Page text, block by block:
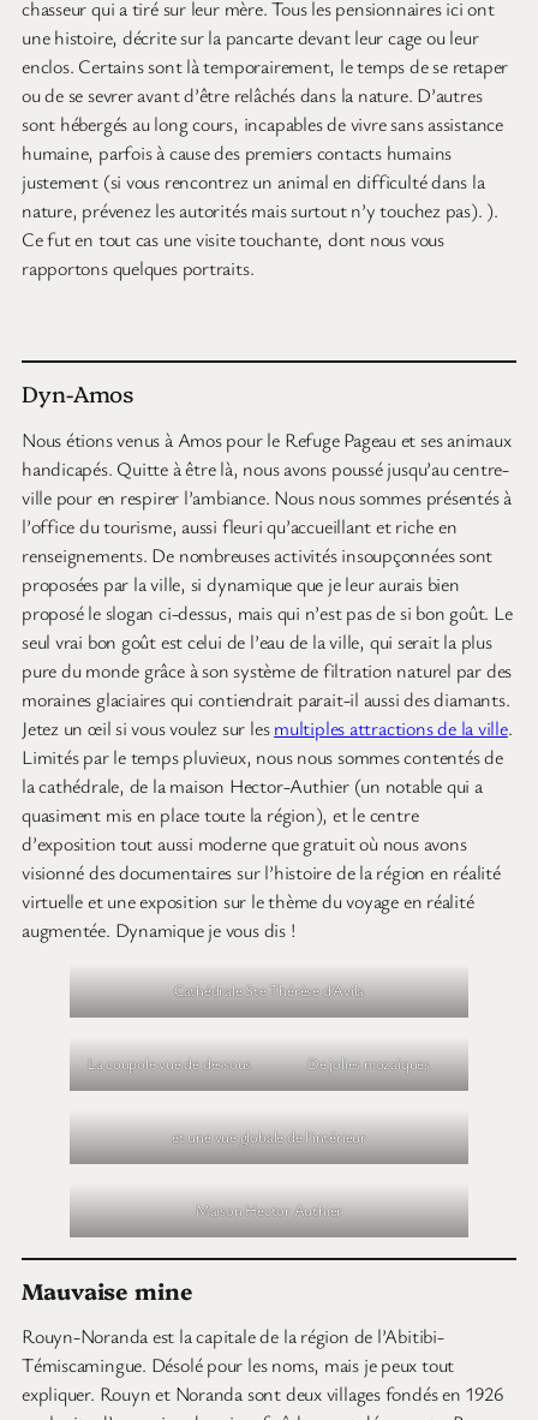
le matériel comme les mineurs
Beaucoup de mines d’or
actives dans la région
Et avec la crise, le marché
est prospère !
Le zoo paralympique
Rien à voir avec le zoo sauvage évoqué précédemment : ce refuge
accueille bien des animaux sauvages, mais pas ceux genre le petit
panda roux tout mignon qui attire les enfants et augmente les
ventes de peluches dans la boutique. Il est destiné aux éclopés,
aux tombés du nid, aux victimes de chauffards, aux amputés
d’une patte ou d’une aile, aux bébés devenus orphelins grâce au
chasseur qui a tiré sur leur mère. Tous les pensionnaires ici ont
une histoire, décrite sur la pancarte devant leur cage ou leur
enclos. Certains sont là temporairement, le temps de se retaper
ou de se sevrer avant d’être relâchés dans la nature. D’autres
sont hébergés au long cours, incapables de vivre sans assistance
humaine, parfois à cause des premiers contacts humains
justement (si vous rencontrez un animal en difficulté dans la
Ce fut en tout cas une visite touchante, dont nous vous
rapportons quelques portraits.